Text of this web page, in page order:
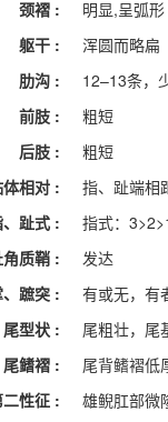
颈褶 :
明显,呈弧形
躯干 :
浑圆而略扁
肋沟 :
12–13条，
前肢 :
粗短
后肢 :
粗短
相对 :
指、趾端相
趾式 :
指式：
质鞘 :
发达
、蹠突 :
有或无，有
尾型状 :
尾粗壮，尾
尾鳍褶 :
尾背鳍褶低
性征 :
雄鲵肛部微